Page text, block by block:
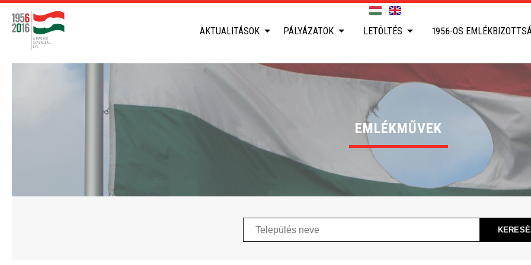
AKTUALITÁSOK PÁLYÁZATOK LETÖLTÉS 1956-OS
EMLÉKMŰVEK
Település
neve